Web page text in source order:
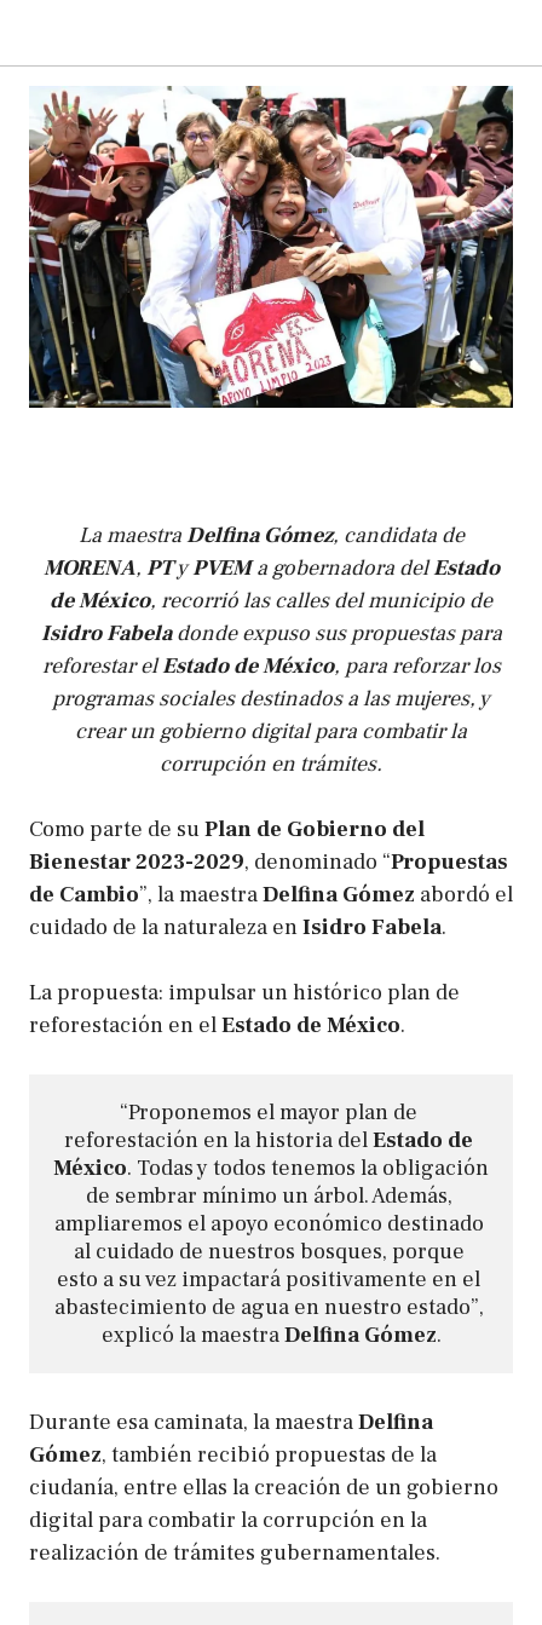
La maestraDelfina Gómez, candidata de
MORENA, PTyPVEMa gobernadora delEstado
de México, recorrió las calles del municipio de
Isidro Fabeladonde expuso sus propuestas para
reforestar elEstado de México, para reforzar los
programas sociales destinados a las mujeres, y
crear un gobierno digital para combatir la
corrupción en trámites.
Como parte de suPlan de Gobierno del
Bienestar 2023-2029, denominado “Propuestas
de Cambio”, la maestraDelfina Gómez abordó el
cuidado de la naturaleza enIsidro Fabela.
La propuesta: impulsar un histórico plan de
reforestación en elEstado de México.
“Proponemos el mayor plan de
reforestación en la historia del Estado de
México. Todas y todos tenemos la obligación
de sembrar mínimo un árbol. Además,
ampliaremos el apoyo económico destinado
al cuidado de nuestros bosques, porque
esto a su vez impactará positivamente en el
abastecimiento de agua en nuestro estado”,
explicó la maestra Delfina Gómez.
Durante esa caminata, la maestraDelfina
Gómez, también recibió propuestas de la
ciudanía, entre ellas la creación de un gobierno
digital para combatir la corrupción en la
realización de trámites gubernamentales.